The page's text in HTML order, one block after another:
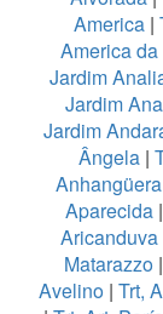
America|
America
Jardim
Jardim
Jardim
Ângela|
Anhangüera
Aparecida|
Aricanduva
Matarazzo |
Avelino| Trt,